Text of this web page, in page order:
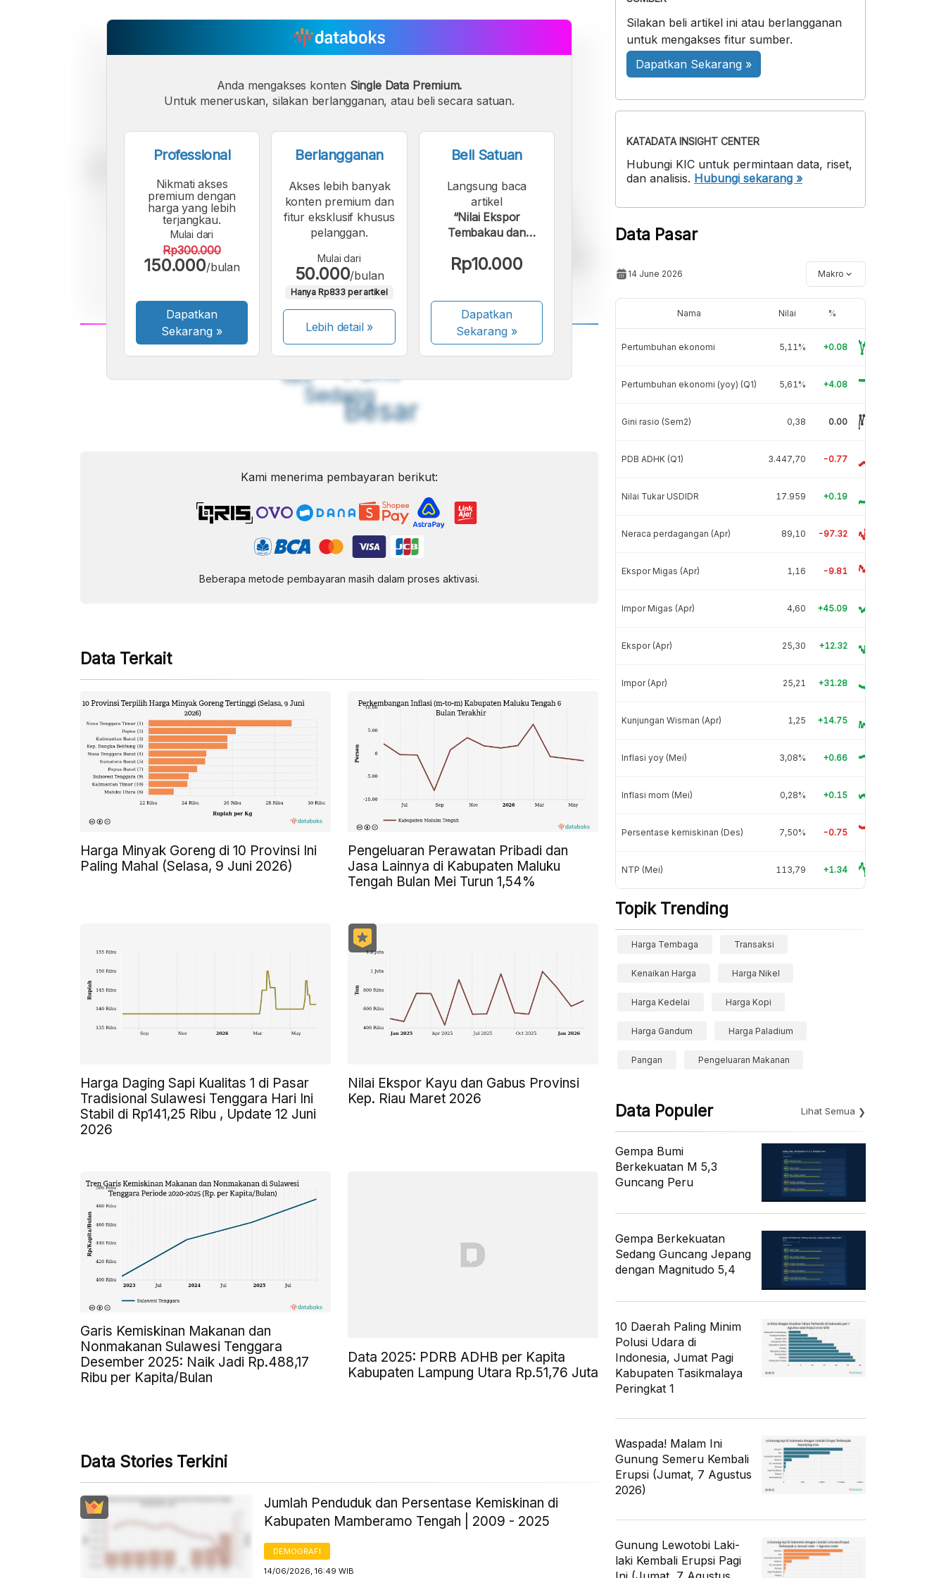
A
Font
Kecil
A
Sedang
A
Besar
Anda mengakses konten Single Data Premium.
Untuk meneruskan, silakan berlangganan, atau beli secara satuan.
Professional
Nikmati akses
premium dengan
harga yang lebih
terjangkau.
Mulai dari
Rp300.000
150.000/bulan
Dapatkan
Sekarang »
Berlangganan
Akses lebih banyak
konten premium dan
fitur eksklusif khusus
pelanggan.
Mulai dari
50.000/bulan
Hanya Rp833 per artikel
Lebih detail »
Beli Satuan
Langsung baca
artikel
“Nilai Ekspor
Tembakau dan
Provinsi Sumatera
Rp10.000
Dapatkan
Sekarang»
Kami menerima pembayaran berikut:
Beberapa metode pembayaran masih dalam proses aktivasi.
Data Terkait
Harga Minyak Goreng di 10 Provinsi Ini
Paling Mahal (Selasa, 9 Juni 2026)
Pengeluaran Perawatan Pribadi dan
Jasa Lainnya di Kabupaten Maluku
Tengah Bulan Mei Turun 1,54%
Harga Daging Sapi Kualitas 1 di Pasar
Tradisional Sulawesi Tenggara Hari Ini
Stabil di Rp141,25 Ribu , Update 12 Juni
2026
Nilai Ekspor Kayu dan Gabus Provinsi
Kep. Riau Maret 2026
Garis Kemiskinan Makanan dan
Nonmakanan Sulawesi Tenggara
Desember 2025: Naik Jadi Rp.488,17
Ribu per Kapita/Bulan
Data 2025: PDRB ADHB per Kapita
Kabupaten Lampung Utara Rp.51,76 Juta
Data Stories Terkini
Jumlah Penduduk dan Persentase Kemiskinan di
Kabupaten Mamberamo Tengah | 2009 - 2025
DEMOGRAFI
14/06/2026, 16:49 WIB
Silakan beli artikel ini atau berlangganan
untuk mengakses fitur sumber.
Dapatkan Sekarang »
KATADATA INSIGHT CENTER
Hubungi KIC untuk permintaan data, riset,
dan analisis. Hubungi sekarang »
Data Pasar
14 June 2026 Makro
Nama Nilai %
Pertumbuhan ekonomi 5,11% +0.08
Pertumbuhan ekonomi (yoy) (Q1) 5,61% +4.08
Gini rasio (Sem2) 0,38 0.00
PDB ADHK (Q1) 3.447,70 -0.77
Nilai Tukar USDIDR 17.959 +0.19
Neraca perdagangan (Apr) 89,10 -97.32
Ekspor Migas (Apr) 1,16 -9.81
Impor Migas (Apr) 4,60 +45.09
Ekspor (Apr) 25,30 +12.32
Impor (Apr) 25,21 +31.28
Kunjungan Wisman (Apr) 1,25 +14.75
Inflasi yoy (Mei) 3,08% +0.66
Inflasi mom (Mei) 0,28% +0.15
Persentase kemiskinan (Des) 7,50% -0.75
NTP (Mei) 113,79 +1.34
Topik Trending
Harga Tembaga Transaksi
Kenaikan Harga Harga Nikel
Harga Kedelai Harga Kopi
Harga Gandum Harga Paladium
Pangan Pengeluaran Makanan
Data Populer Lihat Semua
Gempa Bumi
Berkekuatan M 5,3
Guncang Peru
Gempa Berkekuatan
Sedang Guncang Jepang
dengan Magnitudo 5,4
10 Daerah Paling Minim
Polusi Udara di
Indonesia, Jumat Pagi
Kabupaten Tasikmalaya
Peringkat 1
Waspada! Malam Ini
Gunung Semeru Kembali
Erupsi (Jumat, 7 Agustus
2026)
Gunung Lewotobi Laki-
laki Kembali Erupsi Pagi